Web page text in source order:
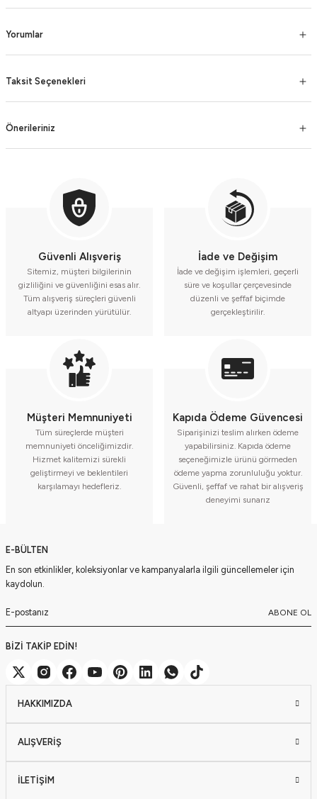
Yorumlar
Taksit Seçenekleri
Önerileriniz
Güvenli Alışveriş
Sitemiz, müşteri bilgilerinin
gizliliğini ve güvenliğini esas alır.
Tüm alışveriş süreçleri güvenli
altyapı üzerinden yürütülür.
İade ve Değişim
İade ve değişim işlemleri, geçerli
süre ve koşullar çerçevesinde
düzenli ve şeffaf biçimde
gerçekleştirilir.
Müşteri Memnuniyeti
Tüm süreçlerde müşteri
memnuniyeti önceliğimizdir.
Hizmet kalitemizi sürekli
geliştirmeyi ve beklentileri
karşılamayı hedefleriz.
Kapıda Ödeme Güvencesi
Siparişinizi teslim alırken ödeme
yapabilirsiniz. Kapıda ödeme
seçeneğimizle ürünü görmeden
ödeme yapma zorunluluğu yoktur.
Güvenli, şeffaf ve rahat bir alışveriş
deneyimi sunarız
E-BÜLTEN
En son etkinlikler, koleksiyonlar ve kampanyalarla ilgili güncellemeler için
kaydolun.
ABONE OL
BİZİ TAKİP EDİN!
HAKKIMIZDA
ALIŞVERİŞ
İLETİŞİM